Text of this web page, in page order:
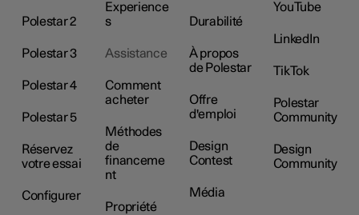
Polestar 2
Polestar 3
Polestar 4
Polestar 5
Réservez
votre essai
Configurer
Experience
s
Assistance
Comment
acheter
Méthodes
de
financeme
nt
Propriété
Durabilité
À propos
de Polestar
Offre
d'emploi
Design
Contest
Média
YouTube
LinkedIn
TikTok
Polestar
Community
Design
Community